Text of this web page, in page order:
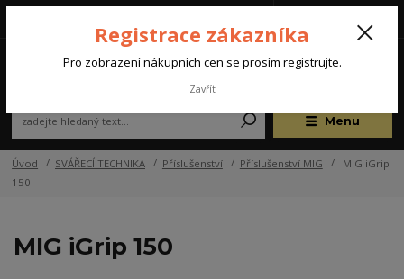
Menu
(Po-Pá, 07:00-15:30 hod.)
Úvod SVÁŘECÍ TECHNIKA Příslušenství Příslušenství MIG
MIG iGrip
150
MIG iGrip 150
Registrace zákazníka
Pro zobrazení nákupních cen se prosím registrujte.
Zavřít